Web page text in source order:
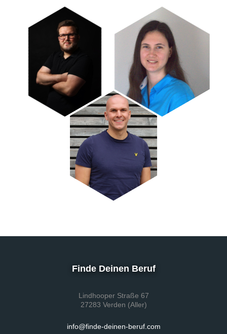
Finde Deinen Beruf
Lindhooper Straße 67
27283 Verden (Aller)
info@finde-deinen-beruf.com